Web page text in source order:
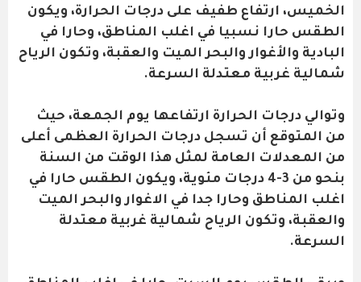
الخميس، ارتفاع طفيف على درجات الحرارة، ويكون
الطقس حارا نسبيا في اغلب المناطق، وحارا في
البادية والأغوار والبحر الميت والعقبة، وتكون الرياح
شمالية غربية معتدلة السرعة.
وتوالي درجات الحرارة ارتفاعها يوم الجمعة، حيث
من المتوقع أن تسجل درجات الحرارة العظمى أعلى
من المعدلات العامة لمثل هذا الوقت من السنة
بنحو من 3-4 درجات مئوية، ويكون الطقس حارا في
اغلب المناطق وحارا جدا في الاغوار والبحر الميت
والعقبة، وتكون الرياح شمالية غربية معتدلة
السرعة.